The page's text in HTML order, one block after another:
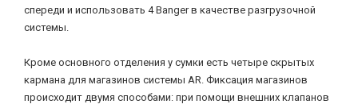
спереди и использовать 4 Banger в качестве разгрузочной
системы.
Кроме основного отделения у сумки есть четыре скрытых
кармана для магазинов системы AR. Фиксация магазинов
происходит двумя способами: при помощи внешних клапанов